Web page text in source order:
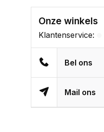
Onze winkels
Klantenservice:
Bel ons
Mail ons